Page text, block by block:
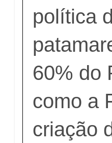
política
60% do
como a
criação